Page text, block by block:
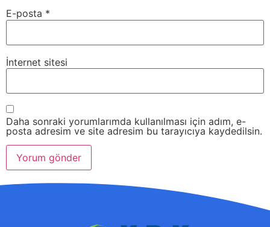
E-posta *
İnternet sitesi
Daha sonraki yorumlarımda kullanılması için adım, e-
posta adresim ve site adresim bu tarayıcıya kaydedilsin.